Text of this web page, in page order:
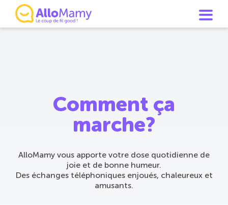
Comment ça
marche?
AlloMamy vous apporte votre dose quotidienne de
joie et de bonne humeur.
Des échanges téléphoniques enjoués, chaleureux et
amusants.